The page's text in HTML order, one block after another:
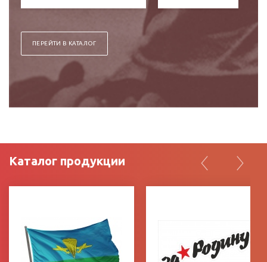
ПЕРЕЙТИ В КАТАЛОГ
Каталог продукции